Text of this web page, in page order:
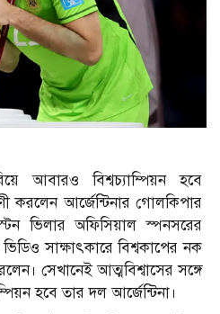
আবারও বিশ্বচ্যাম্পিয়ন হবে
করলেন আর্জেন্টিনার গোলকিপার
ভিলার অফিসিয়াল স্পনসরের
সাক্ষাৎকারে বিশ্বকাপের নক
সেখানেই আত্মবিশ্বাসের সঙ্গে
হবে তার দল আর্জেন্টিনা।